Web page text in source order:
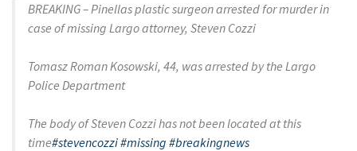
BREAKING – Pinellas plastic surgeon arrested for murder in
case of missing Largo attorney, Steven Cozzi
Tomasz Roman Kosowski, 44, was arrested by the Largo
Police Department
The body of Steven Cozzi has not been located at this
time#stevencozzi#missing #breakingnews